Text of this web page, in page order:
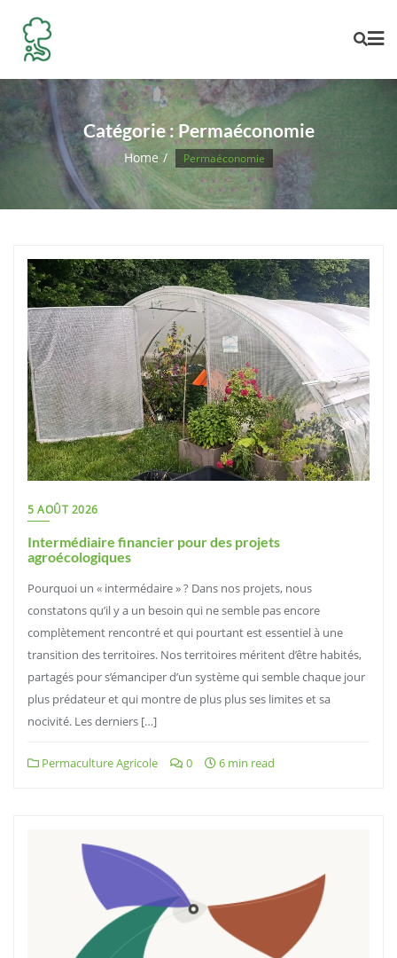
content
Catégorie :Permaéconomie
Home Permaéconomie
5 AOÛT 2026
Intermédiaire financier pour des projets
agroécologiques
Pourquoi un « intermédaire » ? Dans nos projets, nous
constatons qu’il y a un besoin qui ne semble pas encore
complètement rencontré et qui pourtant est essentiel à une
transition des territoires. Nos territoires méritent d’être habités,
partagés pour s’émanciper d’un système qui semble chaque jour
plus prédateur et qui montre de plus plus ses limites et sa
nocivité. Les derniers […]
Permaculture Agricole 0 6 min read